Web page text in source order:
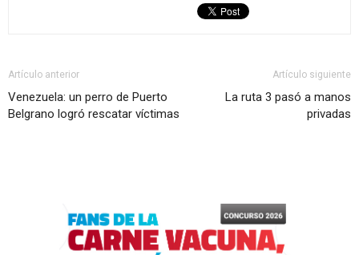
Artículo anterior
Venezuela: un perro de Puerto
Belgrano logró rescatar víctimas
Artículo siguiente
La ruta 3 pasó a manos
privadas